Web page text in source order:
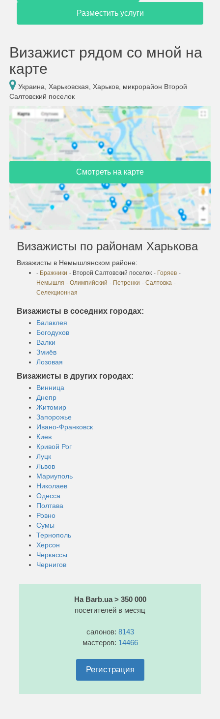
Разместить услуги
Визажист рядом со мной на
карте
Украина, Харьковская, Харьков, микрорайон Второй
Салтовский поселок
Смотреть на карте
Визажисты по районам Харькова
Визажисты в Немышлянском районе:
- Бражники - Второй Салтовский поселок - Горяев -
Немышля - Олимпийский - Петренки - Салтовка -
Селекционная
Визажисты в соседних городах:
Балаклея
Богодухов
Валки
Змиёв
Лозовая
Визажисты в других городах:
Винница
Днепр
Житомир
Запорожье
Ивано-Франковск
Киев
Кривой Рог
Луцк
Львов
Мариуполь
Николаев
Одесса
Полтава
Ровно
Сумы
Тернополь
Херсон
Черкассы
Чернигов
На Barb.ua > 350 000
посетителей в месяц
салонов: 8143
мастеров: 14466
Регистрация